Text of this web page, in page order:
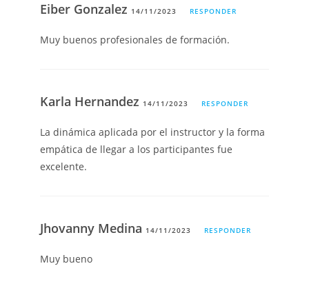
Eiber Gonzalez 14/11/2023 RESPONDER
Muy buenos profesionales de formación.
Karla Hernandez 14/11/2023 RESPONDER
La dinámica aplicada por el instructor y la forma
empática de llegar a los participantes fue
excelente.
Jhovanny Medina 14/11/2023 RESPONDER
Muy bueno